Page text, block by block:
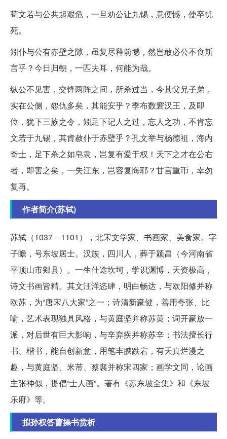
荀文若与公共起艰危，一旦劝公让九锡，意便憾，使卒忧
死。
矧仆与公有赤壁之隙，虽复尽释前憾，然岂敢必公不食斯
言乎？今日归朝，一匹夫耳，何能为哉。
纵公不见害，交锋两阵之间，所杀过当，今其父兄子弟，
实在公侧，怨仇多矣，其能安乎？季布数窘汉王，及即
位，犹下三族之令，矧足下记人之过，忘人之功，不肯忘
文若于九锡，其肯赦仆于赤壁乎？孔文举与杨德祖，海内
奇士，足下杀之如皂隶，岂复有爱于权！天下之才在公右
者，即害之矣，一失江东，岂容复悔耶？甘言重币，幸勿
复再。
作者简介(苏轼)
苏轼（1037－1101），北宋文学家、书画家、美食家。字
子瞻，号东坡居士。汉族，四川人，葬于颍昌（今河南省
平顶山市郏县）。一生仕途坎坷，学识渊博，天资极高，
诗文书画皆精。其文汪洋恣肆，明白畅达，与欧阳修并称
欧苏，为“唐宋八大家”之一；诗清新豪健，善用夸张、比
喻，艺术表现独具风格，与黄庭坚并称苏黄；词开豪放一
派，对后世有巨大影响，与辛弃疾并称苏辛；书法擅长行
书、楷书，能自创新意，用笔丰腴跌宕，有天真烂漫之
趣，与黄庭坚、米芾、蔡襄并称宋四家；画学文同，论画
主张神似，提倡“士人画”。著有《苏东坡全集》和《东坡
乐府》等。
拟孙权答曹操书赏析